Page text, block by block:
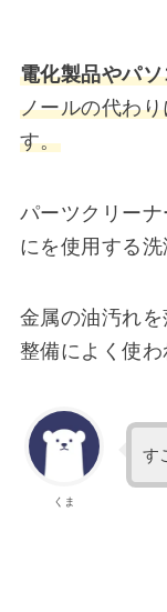
電化製品やパ
ノールの代わり
す。
パーツクリー
にを使用する洗
金属の油汚れ
整備によく使わ
くま
す